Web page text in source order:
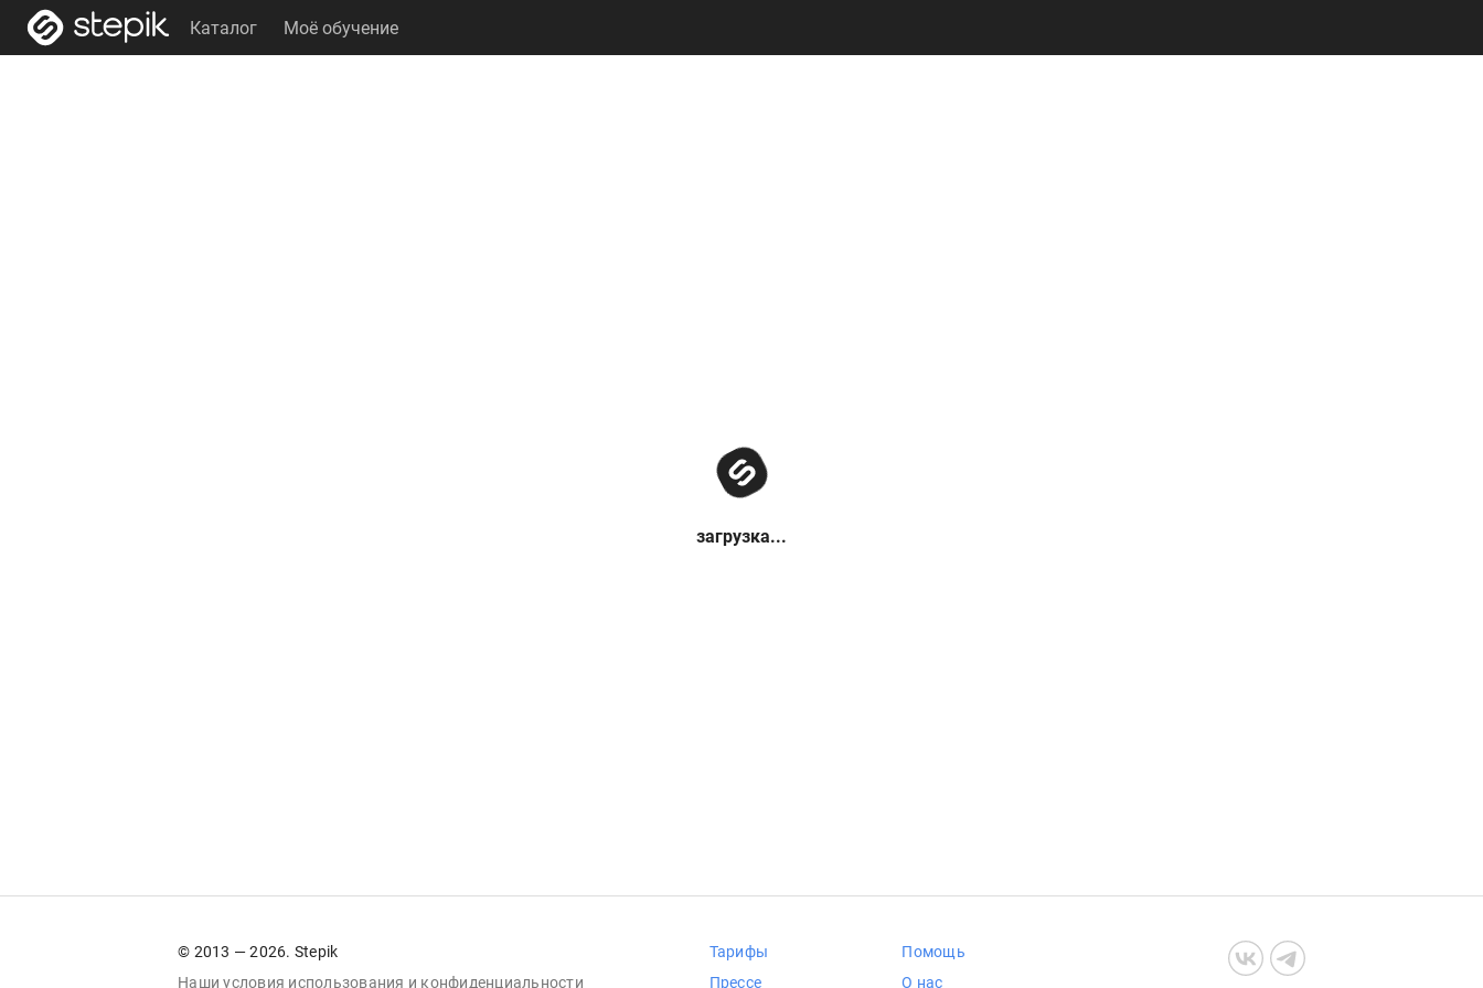
Каталог Моё обучение
загрузка...
© 2013 — 2026. Stepik
Наши условия использования и конфиденциальности
Тарифы
Прессе
Помощь
О нас